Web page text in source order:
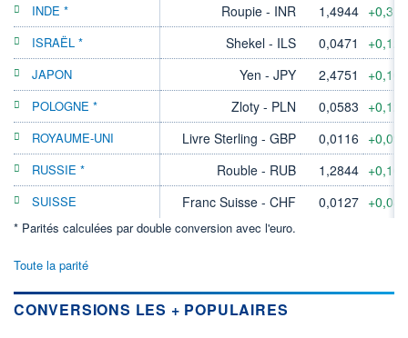
INDE * Roupie - INR 1,4944
ISRAËL * Shekel - ILS 0,0471
JAPON Yen - JPY 2,4751
POLOGNE * Zloty - PLN 0,0583
ROYAUME-UNI Livre Sterling - GBP 0,0116
RUSSIE * Rouble - RUB 1,2844
SUISSE Franc Suisse - CHF 0,0127
* Parités calculées par double conversion avec l'euro.
Toute la parité
CONVERSIONS LES + POPULAIRES